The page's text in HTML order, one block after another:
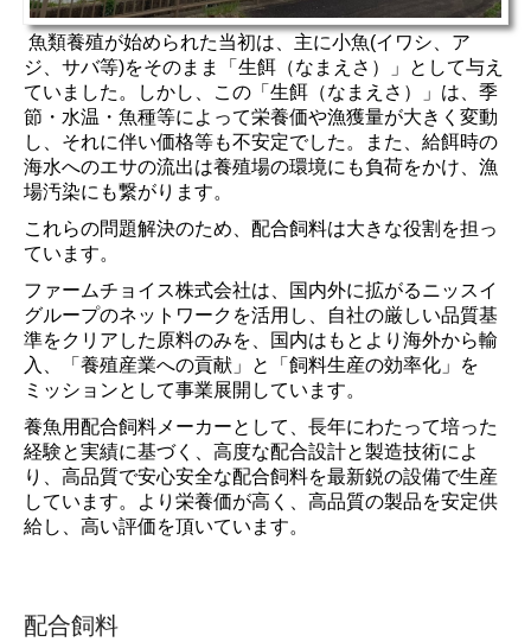
魚類養殖が始められた当初は、主に小魚(イワシ、ア
ジ、サバ等)をそのまま「生餌（なまえさ）」として与え
ていました。しかし、この「生餌（なまえさ）」は、季
節・水温・魚種等によって栄養価や漁獲量が大きく変動
し、それに伴い価格等も不安定でした。また、給餌時の
海水へのエサの流出は養殖場の環境にも負荷をかけ、漁
場汚染にも繋がります。
これらの問題解決のため、配合飼料は大きな役割を担っ
ています。
ファームチョイス株式会社は、国内外に拡がるニッスイ
グループのネットワークを活用し、自社の厳しい品質基
準をクリアした原料のみを、国内はもとより海外から輸
入、
「養殖産業への貢献」と「飼料生産の効率化」を
ミッションとして事業展開しています。
養魚用配合飼料メーカーとして、長年にわたって培った
経験と実績に基づく、高度な配合設計と製造技術によ
り、高品質で安心安全な配合飼料を最新鋭の設備で生産
しています。より栄養価が高く、高品質の製品を安定供
給し、高い評価を頂いています。
配合飼料